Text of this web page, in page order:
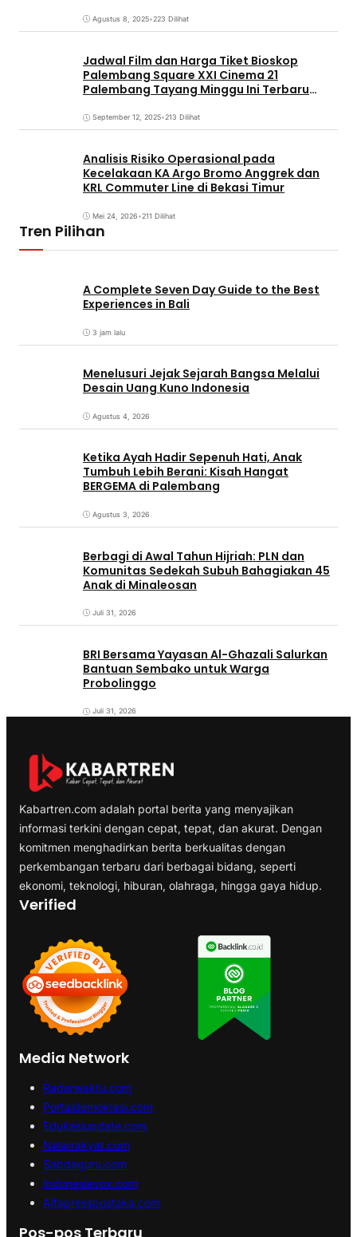
Agustus 8, 2025•223 Dilihat
Jadwal Film dan Harga Tiket Bioskop
Palembang Square XXI Cinema 21
Palembang Tayang Minggu Ini Terbaru
September 12, 2025•213 Dilihat
Analisis Risiko Operasional pada
Kecelakaan KA Argo Bromo Anggrek dan
KRL Commuter Line di Bekasi Timur
Mei 24, 2026•211 Dilihat
Tren Pilihan
A Complete Seven Day Guide to the Best
Experiences in Bali
3 jam lalu
Menelusuri Jejak Sejarah Bangsa Melalui
Desain Uang Kuno Indonesia
Agustus 4, 2026
Ketika Ayah Hadir Sepenuh Hati, Anak
Tumbuh Lebih Berani: Kisah Hangat
BERGEMA di Palembang
Agustus 3, 2026
Berbagi di Awal Tahun Hijriah: PLN dan
Komunitas Sedekah Subuh Bahagiakan 45
Anak di Minaleosan
Juli 31, 2026
BRI Bersama Yayasan Al-Ghazali Salurkan
Bantuan Sembako untuk Warga
Probolinggo
Juli 31, 2026
Kabartren.com adalah portal berita yang menyajikan
informasi terkini dengan cepat, tepat, dan akurat. Dengan
komitmen menghadirkan berita berkualitas dengan
perkembangan terbaru dari berbagai bidang, seperti
ekonomi, teknologi, hiburan, olahraga, hingga gaya hidup.
Verified
Media Network
Radarwaktu.com
Portaldemokrasi.com
Edukasiupdate.com
Nalarrakyat.com
Sabdaguru.com
Indonesiavox.com
Alfapresspustaka.com
Pos-pos Terbaru